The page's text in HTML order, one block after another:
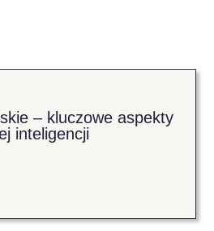
– kluczowe aspekty
inteligencji